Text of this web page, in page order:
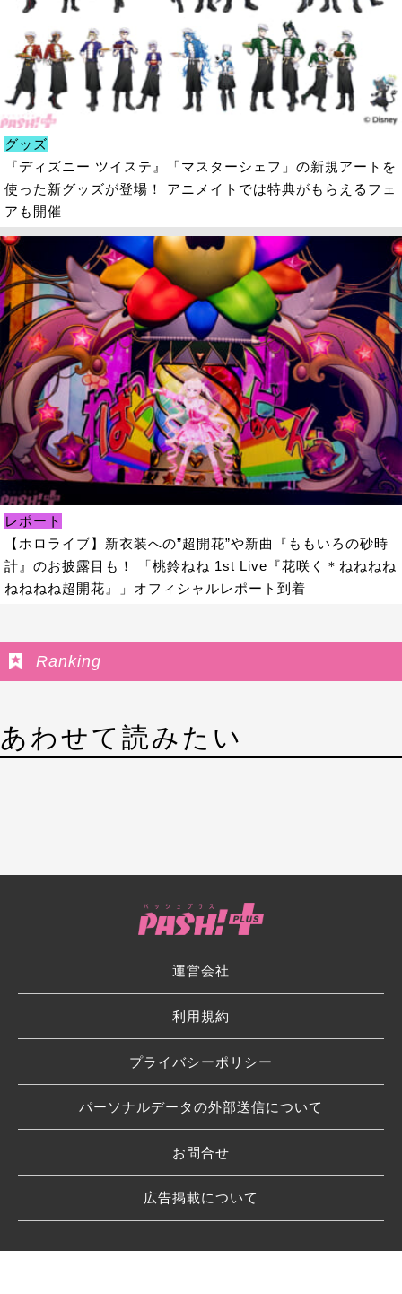
グッズ
『ディズニー ツイステ』「マスターシェフ」の新規アートを
使った新グッズが登場！ アニメイトでは特典がもらえるフェ
アも開催
レポート
【ホロライブ】新衣装への”超開花”や新曲『ももいろの砂時
計』のお披露目も！ 「桃鈴ねね 1st Live『花咲く＊ねねねね
ねねねね超開花』」オフィシャルレポート到着
Ranking
あわせて読みたい
運営会社
利用規約
プライバシーポリシー
パーソナルデータの外部送信について
お問合せ
広告掲載について